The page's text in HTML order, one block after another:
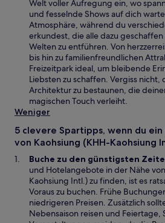
e
u
e
n
F
e
n
s
t
e
e
ö
f
n
e
t
i
r
d
i
n
e
i
n
e
m
u
e
F
e
n
s
t
e
Welt voller Aufregung ein, wo
und fesselnde Shows auf dich
Atmosphäre, während du
erkundest, die alle dazu
Welten zu entführen. Von
bis hin zu familienfreundlichen
Freizeitpark ideal, um bleibende
Liebsten zu schaffen. Vergiss
Architektur zu bestaunen, die
magischen Touch verleiht.
Weniger
5 clevere Spartipps, wenn du
von Kaohsiung (KHH-Kaohsiung
Buche zu den günstigsten
und Hotelangebote in der Nähe
Kaohsiung Intl.) zu finden, ist es
Voraus zu buchen. Frühe
niedrigeren Preisen. Zusätzlich
Nebensaison reisen und